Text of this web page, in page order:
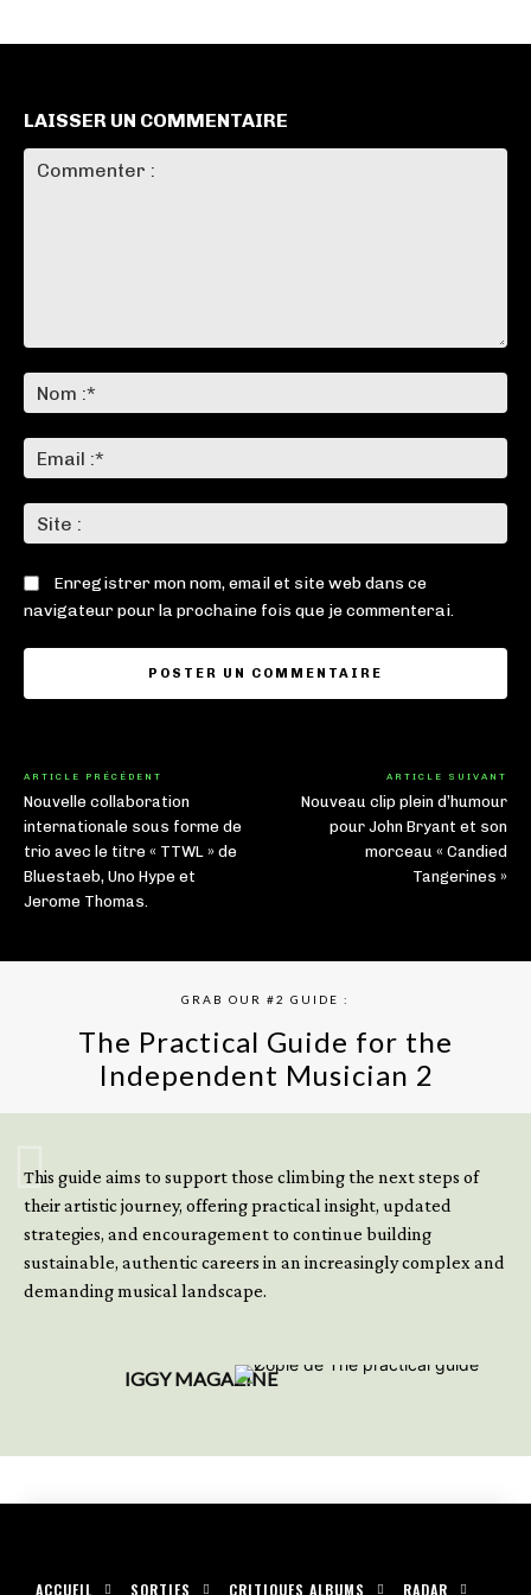
LAISSER UN COMMENTAIRE
:*
:*
:
Enregistrer mon nom, email et site web dans ce
navigateur pour la prochaine fois que je commenterai.
ARTICLE PRÉCÉDENT
Nouvelle collaboration
internationale sous forme de
trio avec le titre « TTWL » de
Bluestaeb, Uno Hype et
Jerome Thomas.
ARTICLE SUIVANT
Nouveau clip plein d’humour
pour John Bryant et son
morceau « Candied
Tangerines »
GRAB OUR #2 GUIDE :
The Practical Guide for the
Independent Musician 2
This guide aims to support those climbing the next steps of
their artistic journey, offering practical insight, updated
strategies, and encouragement to continue building
sustainable, authentic careers in an increasingly complex and
demanding musical landscape.
IGGY MAGAZINE
ACCUEIL SORTIES CRITIQUES ALBUMS RADAR